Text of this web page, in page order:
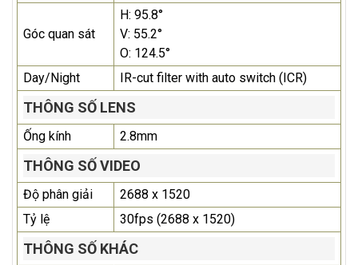
Góc quan sát
H: 95.8°
V: 55.2°
O: 124.5°
Day/Night
IR-cut filter with auto switch (ICR)
THÔNG SỐ LENS
Ống kính 2.8mm
THÔNG SỐ VIDEO
Độ phân giải
2688 x 1520
Tỷ lệ
30fps (2688 x 1520)
THÔNG SỐ KHÁC